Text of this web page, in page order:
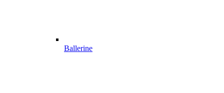
Ballerine